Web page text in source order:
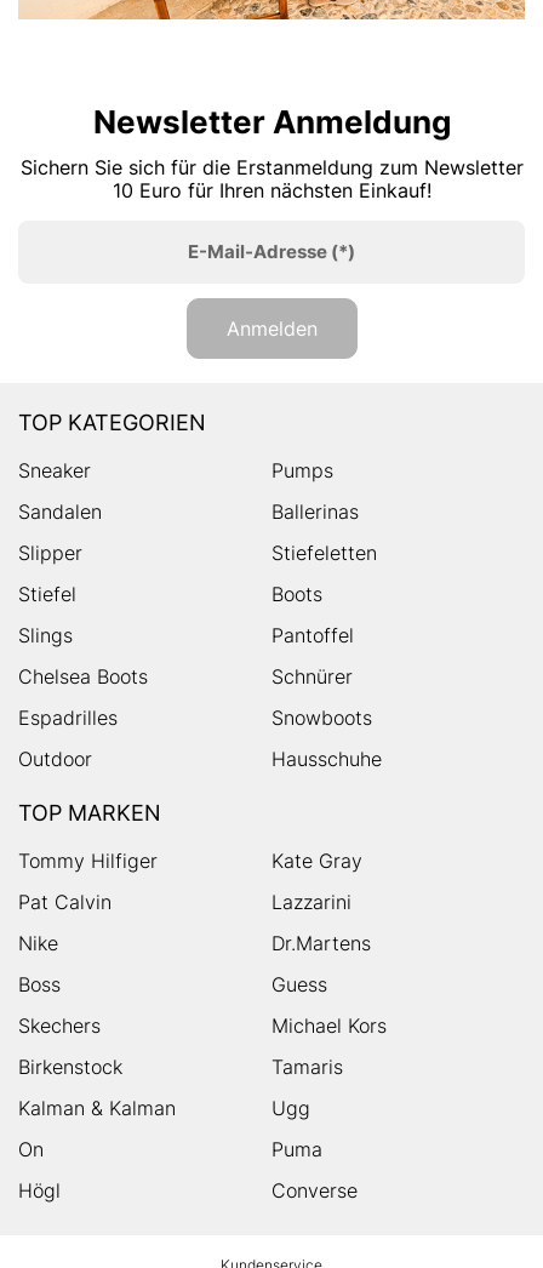
Newsletter Anmeldung
Sichern Sie sich für die Erstanmeldung zum Newsletter
10 Euro für Ihren nächsten Einkauf!
E-Mail-Adresse (*)
Anmelden
TOP KATEGORIEN
Sneaker
Pumps
Sandalen
Ballerinas
Slipper
Stiefeletten
Stiefel
Boots
Slings
Pantoffel
Chelsea Boots
Schnürer
Espadrilles
Snowboots
Outdoor
Hausschuhe
TOP MARKEN
Tommy Hilfiger
Kate Gray
Pat Calvin
Lazzarini
Nike
Dr.Martens
Boss
Guess
Skechers
Michael Kors
Birkenstock
Tamaris
Kalman & Kalman
Ugg
On
Puma
Högl
Converse